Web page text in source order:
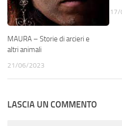
MAURA – Storie di arcieri e
altri animali
21/06/2023
LASCIA UN COMMENTO